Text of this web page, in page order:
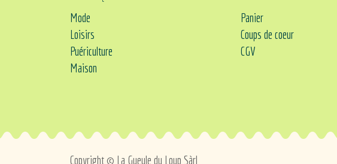
Mode
Loisirs
Puériculture
Maison
Panier
Coups de coeur
CGV
Copyright © La Gueule du Loup Sàrl